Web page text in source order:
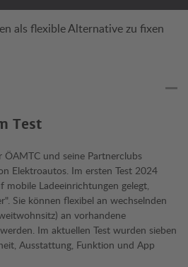
als flexible Alternative zu fixen
Test
und seine Partnerclubs
Elektroautos. Im ersten Test 2024
Ladeeinrichtungen gelegt,
Sie können flexibel an wechselnden
an vorhandene
Im aktuellen Test wurden sieben
Ausstattung, Funktion und App